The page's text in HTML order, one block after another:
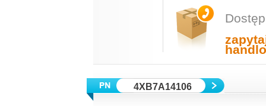
4XB7A14106